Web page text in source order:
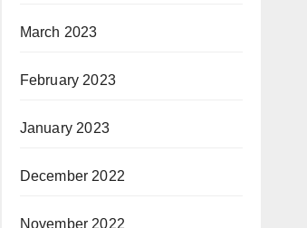
March 2023
February 2023
January 2023
December 2022
November 2022